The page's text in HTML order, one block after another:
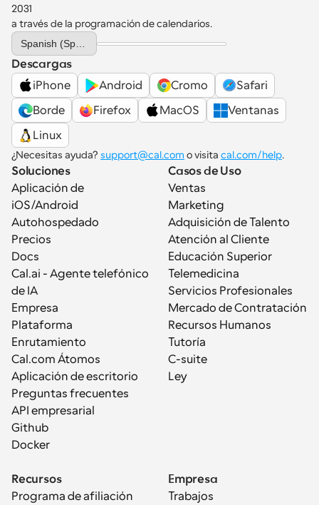
2031
a través de la programación de calendarios.
Select Language
Descargas
iPhone
Android Cromo
Safari
Borde
Firefox MacOS
Ventanas
Linux
¿Necesitas ayuda? support@cal.com o visita cal.com/help.
Soluciones
Aplicación de
iOS/Android
Autohospedado
Precios
Docs
Cal.ai - Agente telefónico
de IA
Empresa
Plataforma
Enrutamiento
Cal.com Átomos
Aplicación de escritorio
Preguntas frecuentes
API empresarial
Github
Docker
Casos de Uso
Ventas
Marketing
Adquisición de Talento
Atención al Cliente
Educación Superior
Telemedicina
Servicios Profesionales
Mercado de Contratación
Recursos Humanos
Tutoría
C-suite
Ley
Recursos
Programa de afiliación
Empresa
Trabajos